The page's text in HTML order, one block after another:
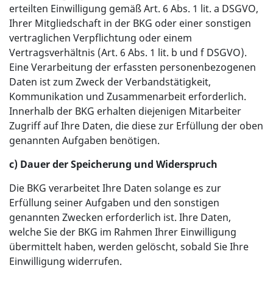
erteilten Einwilligung gemäß Art. 6 Abs. 1 lit. a DSGVO,
Ihrer Mitgliedschaft in der BKG oder einer sonstigen
vertraglichen Verpflichtung oder einem
Vertragsverhältnis (Art. 6 Abs. 1 lit. b und f DSGVO).
Eine Verarbeitung der erfassten personenbezogenen
Daten ist zum Zweck der Verbandstätigkeit,
Kommunikation und Zusammenarbeit erforderlich.
Innerhalb der BKG erhalten diejenigen Mitarbeiter
Zugriff auf Ihre Daten, die diese zur Erfüllung der oben
genannten Aufgaben benötigen.
c) Dauer der Speicherung und Widerspruch
Die BKG verarbeitet Ihre Daten solange es zur
Erfüllung seiner Aufgaben und den sonstigen
genannten Zwecken erforderlich ist. Ihre Daten,
welche Sie der BKG im Rahmen Ihrer Einwilligung
übermittelt haben, werden gelöscht, sobald Sie Ihre
Einwilligung widerrufen.